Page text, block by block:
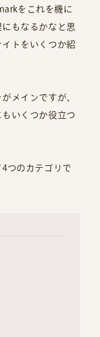
をこれを機に
もなるかなと思
トをいくつか紹
メインですが、
いくつか役立つ
つのカテゴリで